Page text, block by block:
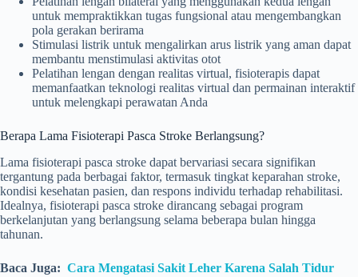
untuk mempraktikkan tugas fungsional atau mengembangkan
pola gerakan berirama
Stimulasi listrik untuk mengalirkan arus listrik yang aman dapat
membantu menstimulasi aktivitas otot
Pelatihan lengan dengan realitas virtual, fisioterapis dapat
memanfaatkan teknologi realitas virtual dan permainan interaktif
untuk melengkapi perawatan Anda
Berapa Lama Fisioterapi Pasca Stroke Berlangsung?
Lama fisioterapi pasca stroke dapat bervariasi secara signifikan
tergantung pada berbagai faktor, termasuk tingkat keparahan stroke,
kondisi kesehatan pasien, dan respons individu terhadap rehabilitasi.
Idealnya, fisioterapi pasca stroke dirancang sebagai program
berkelanjutan yang berlangsung selama beberapa bulan hingga
tahunan.
Baca Juga: Cara Mengatasi Sakit Leher Karena Salah Tidur